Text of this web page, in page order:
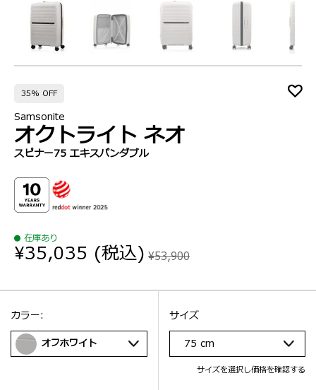
35% OFF
Samsonite
オクトライト ネオ
スピナー75 エキスパンダブル
在庫あり
¥53,900
¥35,035 (税込)
サイズ
選択：
サイズ
75 cm
サイズを選択し価格を確認する
選択：
カラー:
オフホワイト